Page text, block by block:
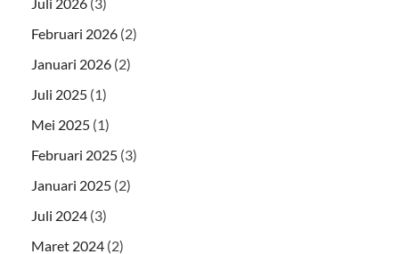
Februari 2026 (2)
Januari 2026 (2)
Juli 2025 (1)
Mei 2025 (1)
Februari 2025 (3)
Januari 2025 (2)
Juli 2024 (3)
Maret 2024 (2)